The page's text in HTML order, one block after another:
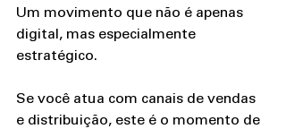
Um movimento que não é apenas
digital, mas especialmente
estratégico.
Se você atua com canais de vendas
e distribuição, este é o momento de